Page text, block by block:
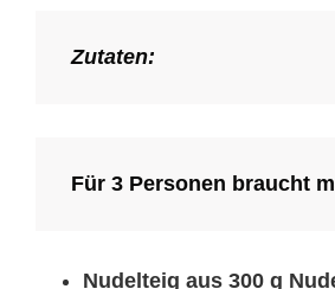
Zutaten:
Für 3 Personen braucht
Nudelteig aus 300 g